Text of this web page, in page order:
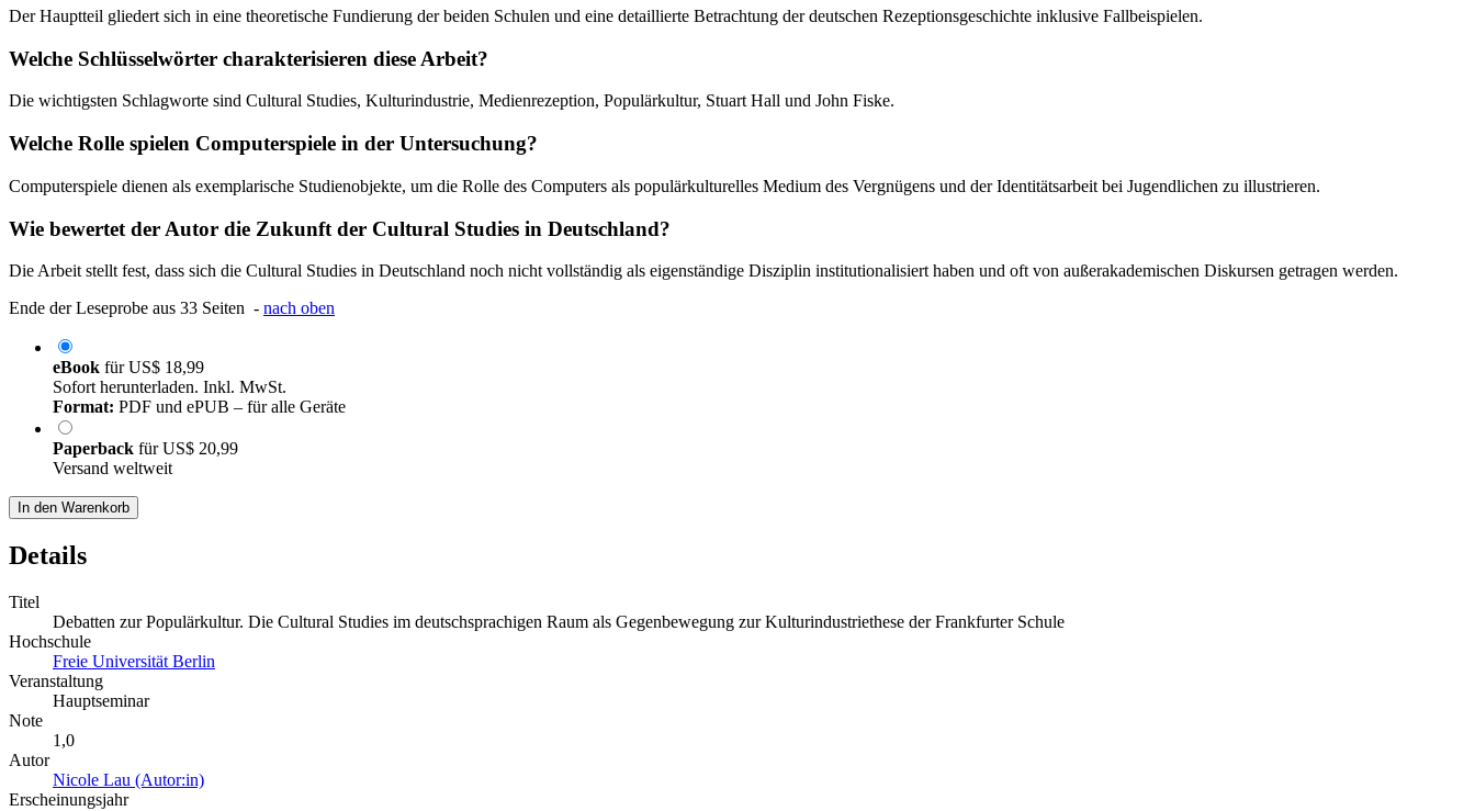
Der Hauptteil gliedert sich in eine theoretische Fundierung der beiden Schulen und eine detaillierte Betrachtung der deutschen Rezeptionsgeschichte inklusive Fallbeispielen.
Welche Schlüsselwörter charakterisieren diese Arbeit?
Die wichtigsten Schlagworte sind Cultural Studies, Kulturindustrie, Medienrezeption, Populärkultur, Stuart Hall und John Fiske.
Welche Rolle spielen Computerspiele in der Untersuchung?
Computerspiele dienen als exemplarische Studienobjekte, um die Rolle des Computers als populärkulturelles Medium des Vergnügens und der Identitätsarbeit bei Jugendlichen zu illustrieren.
Wie bewertet der Autor die Zukunft der Cultural Studies in Deutschland?
Die Arbeit stellt fest, dass sich die Cultural Studies in Deutschland noch nicht vollständig als eigenständige Disziplin institutionalisiert haben und oft von außerakademischen Diskursen getragen werden.
Ende der Leseprobe aus 33 Seiten - nach oben
eBook fürUS$ 18,99
Sofort herunterladen. Inkl. MwSt.
Format: PDF und ePUB – für alle Geräte
Paperback fürUS$ 20,99
Versand weltweit
In den Warenkorb
Details
Titel
Debatten zur Populärkultur. Die Cultural Studies im deutschsprachigen Raum als Gegenbewegung zur Kulturindustriethese der Frankfurter Schule
Hochschule
Freie Universität Berlin
Veranstaltung
Hauptseminar
Note
1,0
Autor
Nicole Lau (Autor:in)
Erscheinungsjahr